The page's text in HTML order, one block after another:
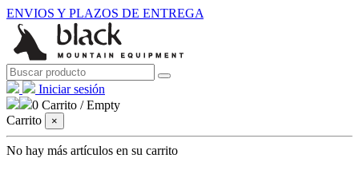
ENVIOS Y PLAZOS DE ENTREGA
Iniciar sesión
0 Carrito /Empty
Carrito
×
No hay más artículos en su carrito